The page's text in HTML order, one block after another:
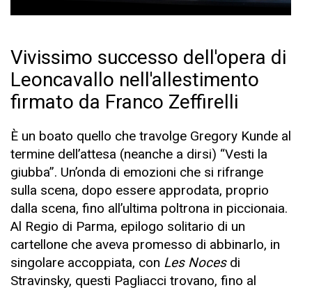
Vivissimo successo dell'opera di
Leoncavallo nell'allestimento
firmato da Franco Zeffirelli
È un boato quello che travolge Gregory Kunde al
termine dell’attesa (neanche a dirsi) “Vesti la
giubba”. Un’onda di emozioni che si rifrange
sulla scena, dopo essere approdata, proprio
dalla scena, fino all’ultima poltrona in piccionaia.
Al Regio di Parma, epilogo solitario di un
cartellone che aveva promesso di abbinarlo, in
singolare accoppiata, con Les Noces di
Stravinsky, questi Pagliacci trovano, fino al